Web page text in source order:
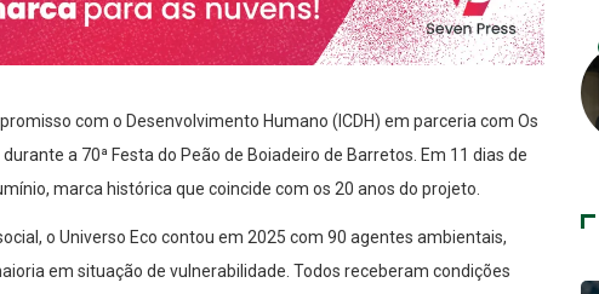
com o Desenvolvimento Humano (ICDH) em parceria com Os
a 70ª Festa do Peão de Boiadeiro de Barretos. Em 11 dias de
marca histórica que coincide com os 20 anos do projeto.
o Universo Eco contou em 2025 com 90 agentes ambientais,
em situação de vulnerabilidade. Todos receberam condições